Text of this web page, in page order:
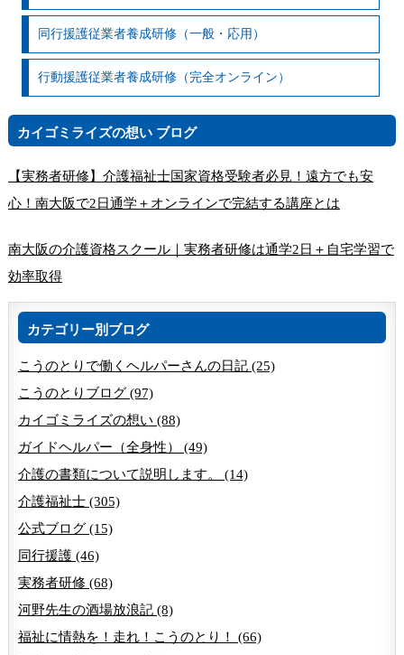
同行援護従業者養成研修（一般・応用）
行動援護従業者養成研修（完全オンライン）
カイゴミライズの想い ブログ
【実務者研修】介護福祉士国家資格受験者必見！遠方でも安
心！南大阪で2日通学＋オンラインで完結する講座とは
南大阪の介護資格スクール｜実務者研修は通学2日＋自宅学習で
効率取得
カテゴリー別ブログ
こうのとりで働くヘルパーさんの日記 (25)
こうのとりブログ (97)
カイゴミライズの想い (88)
ガイドヘルパー（全身性） (49)
介護の書類について説明します。 (14)
介護福祉士 (305)
公式ブログ (15)
同行援護 (46)
実務者研修 (68)
河野先生の酒場放浪記 (8)
福祉に情熱を！走れ！こうのとり！ (66)